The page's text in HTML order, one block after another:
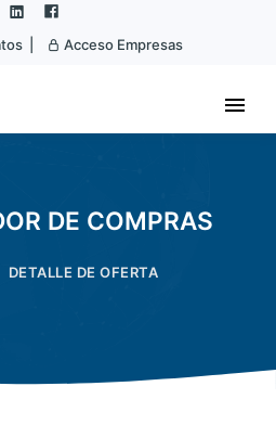
| Acceso Empresas
DE COMPRAS
DETALLE DE OFERTA